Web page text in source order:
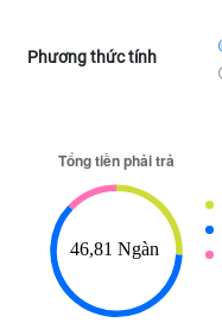
Phương thức tính